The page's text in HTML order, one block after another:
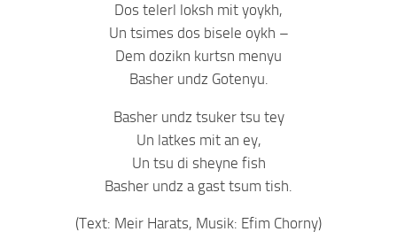
Dos telerl loksh mit yoykh,
Un tsimes dos bisele oykh –
Dem dozikn kurtsn menyu
Basher undz Gotenyu.
Basher undz tsuker tsu tey
Un latkes mit an ey,
Un tsu di sheyne fish
Basher undz a gast tsum tish.
(Text: Meir Harats, Musik: Efim Chorny)